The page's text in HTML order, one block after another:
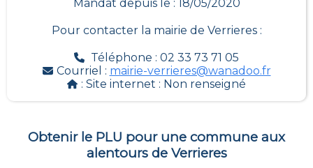
Mandat depuis le : 18/05/2020
Pour contacter la mairie de Verrieres:
Téléphone : 02 33 73 71 05
Courriel : mairie-verrieres@wanadoo.fr
: Site internet : Non renseigné
Obtenir le PLU pour une commune aux
alentours de Verrieres